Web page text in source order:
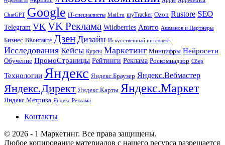
ChatGPT Google IT-специалисты Mail.ru myTracker Ozon Rustore SEO
Telegram VK VK Реклама Wildberries Авито Ашманов и Партнеры
Бизнес ВКонтакте Дзен Дизайн Искусственный интеллект
Исследования Кейсы Курсы Маркетинг Минцифры Нейросети
Обучение ПромоСтраницы Рейтинги Реклама Роскомнадзор Сбер
Технологии Яндекс Яндекс.Браузер Яндекс.Вебмастер
Яндекс.Директ Яндекс.Карты Яндекс.Маркет
Яндекс.Метрика Яндекс Реклама
Контакты
© 2026 - 1 Маркетинг. Все права защищены.
Любое копирование материалов с нашего ресурса разрешается